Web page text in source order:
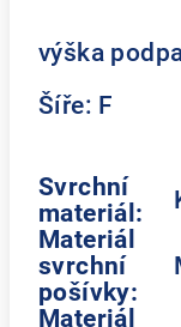
výška
Šíře: F
Svrchní
materiál:
Materiál
svrchní
pošívky:
Materiál